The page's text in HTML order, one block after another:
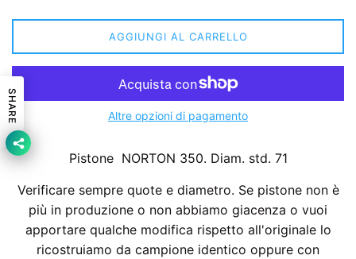
AGGIUNGI AL CARRELLO
Altre opzioni di pagamento
Pistone NORTON 350. Diam. std. 71
Verificare sempre quote e diametro. Se pistone non è
più in produzione o non abbiamo giacenza o vuoi
apportare qualche modifica rispetto all'originale lo
ricostruiamo da campione identico oppure con
SHARE